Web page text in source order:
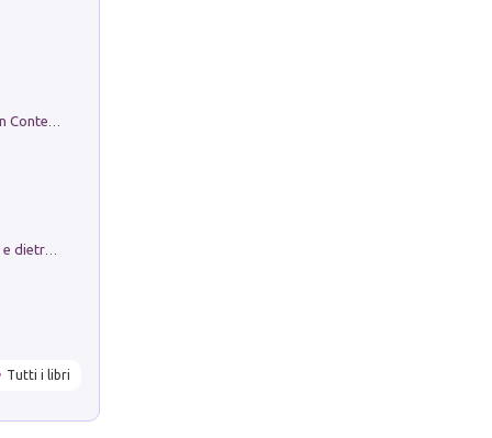
in alto! Livello A1. Con CD-Audio. Con Contenuto digitale per accesso on line
Tutti i libri